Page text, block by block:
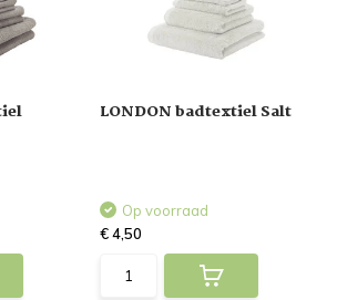
LONDON badtextiel Salt
Op voorraad
€ 4,50